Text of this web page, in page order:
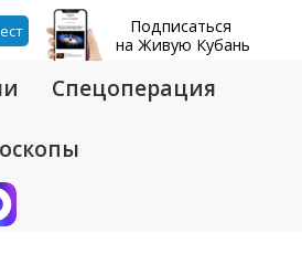
Подписаться
на Живую Кубань
Спецоперация